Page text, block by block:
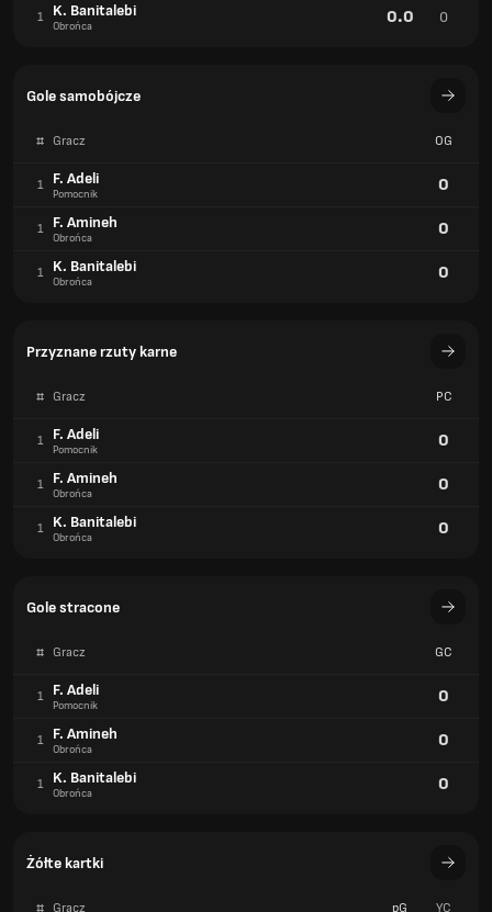
1 K. Banitalebi
Obrońca 0.0 0
Gole samobójcze
# Gracz OG
1 F. Adeli
Pomocnik 0
1 F. Amineh
Obrońca 0
1 K. Banitalebi
Obrońca 0
Przyznane rzuty karne
# Gracz PC
1 F. Adeli
Pomocnik 0
1 F. Amineh
Obrońca 0
1 K. Banitalebi
Obrońca 0
Gole stracone
# Gracz GC
1 F. Adeli
Pomocnik 0
1 F. Amineh
Obrońca 0
1 K. Banitalebi
Obrońca 0
Żółte kartki
# Gracz pG YC